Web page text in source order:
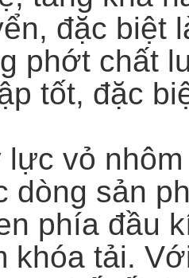
đặc biệt
phớt chất
tốt, đặc
lực vỏ
dòng sản
phía đầu
khóa tải.